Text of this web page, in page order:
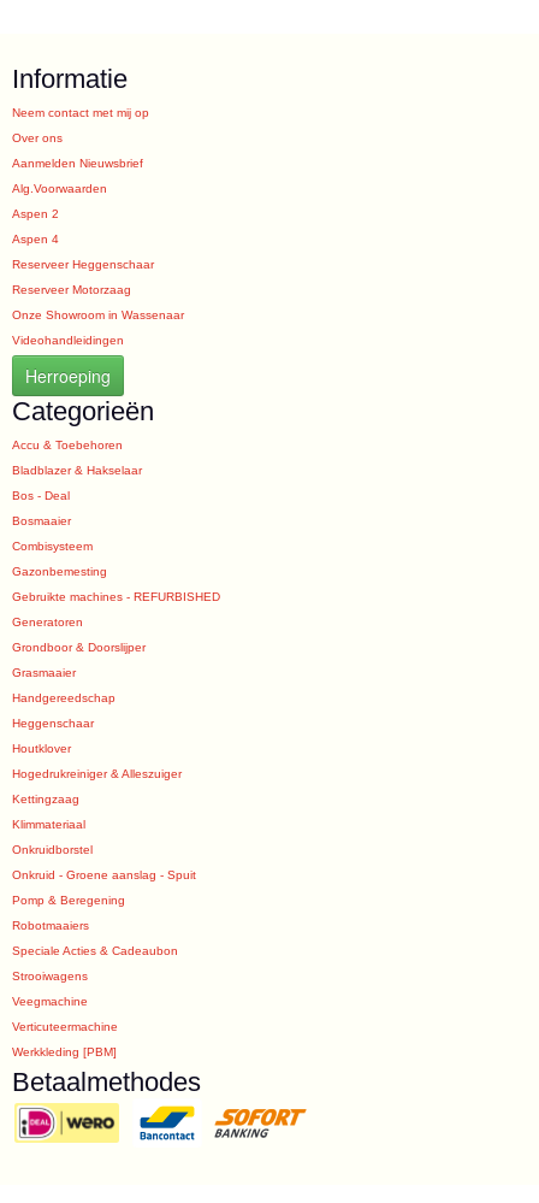
Informatie
Neem contact met mij op
Over ons
Aanmelden Nieuwsbrief
Alg.Voorwaarden
Aspen 2
Aspen 4
Reserveer Heggenschaar
Reserveer Motorzaag
Onze Showroom in Wassenaar
Videohandleidingen
Herroeping
Categorieën
Accu & Toebehoren
Bladblazer & Hakselaar
Bos - Deal
Bosmaaier
Combisysteem
Gazonbemesting
Gebruikte machines - REFURBISHED
Generatoren
Grondboor & Doorslijper
Grasmaaier
Handgereedschap
Heggenschaar
Houtklover
Hogedrukreiniger & Alleszuiger
Kettingzaag
Klimmateriaal
Onkruidborstel
Onkruid - Groene aanslag - Spuit
Pomp & Beregening
Robotmaaiers
Speciale Acties & Cadeaubon
Strooiwagens
Veegmachine
Verticuteermachine
Werkkleding [PBM]
Betaalmethodes